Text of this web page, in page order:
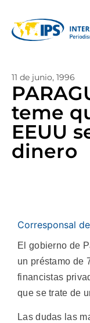
11 de junio, 1996
teme
EEUU
dinero
Corresponsal
El gobierno de
un préstamo de
financistas
que se trate de
Las dudas las